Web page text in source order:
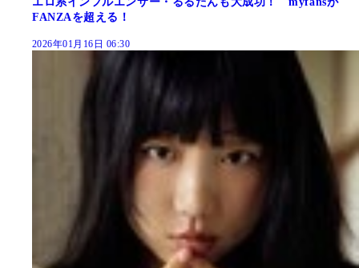
FANZAを超える！
2026年01月16日 06:30